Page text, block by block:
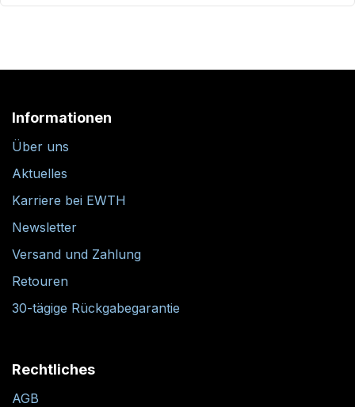
Informationen
Über uns
Aktuelles
Karriere bei EWTH
Newsletter
Versand und Zahlung
Retouren
30-tägige Rückgabegarantie
Rechtliches
AGB